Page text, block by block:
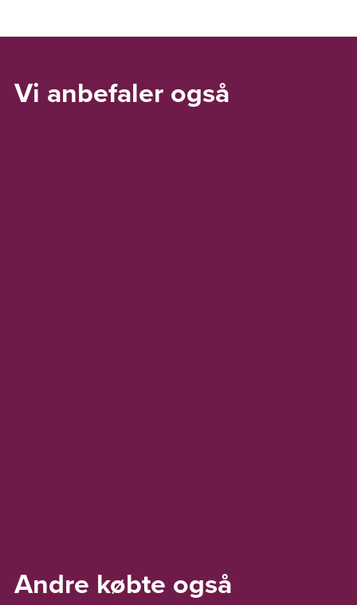
Vi anbefaler også
Andre købte også